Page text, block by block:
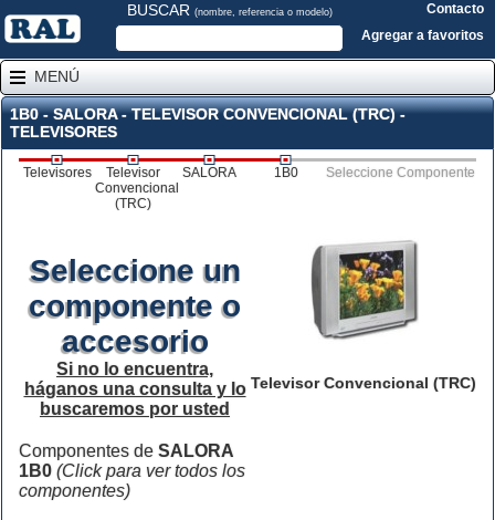
BUSCAR (nombre, referencia o modelo)
Contacto
Agregar a favoritos
MENÚ
1B0 - SALORA - TELEVISOR CONVENCIONAL (TRC) -
TELEVISORES
Televisores
Televisor
Convencional
(TRC)
SALORA 1B0 Seleccione Componente
Televisor Convencional (TRC)
Seleccione un
componente o
accesorio
Si no lo encuentra,
háganos una consulta y lo
buscaremos por usted
Componentes de SALORA
1B0 (Click para ver todos los
componentes)